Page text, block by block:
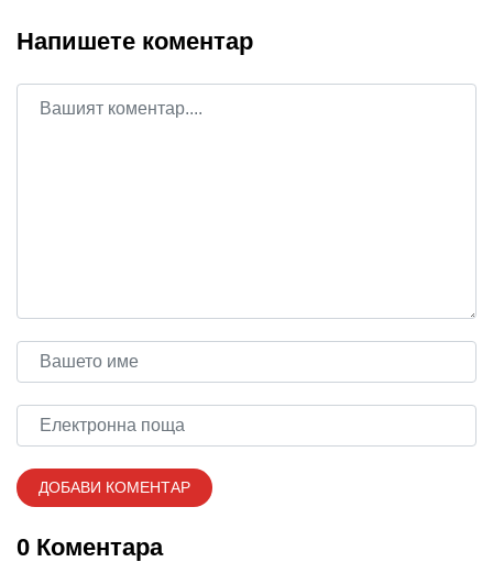
Напишете коментар
0 Коментара